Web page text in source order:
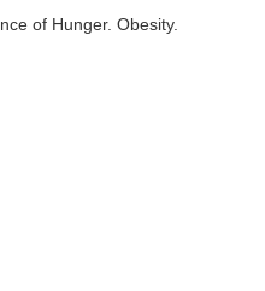
of Hunger. Obesity.